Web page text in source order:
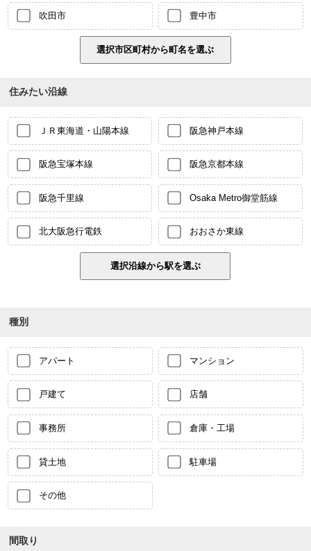
吹田市 豊中市
住みたい沿線
ＪＲ東海道・山陽本線 阪急神戸本線
阪急宝塚本線 阪急京都本線
阪急千里線 Osaka Metro御堂筋線
北大阪急行電鉄 おおさか東線
種別
アパート マンション
戸建て 店舗
事務所 倉庫・工場
貸土地 駐車場
その他
間取り